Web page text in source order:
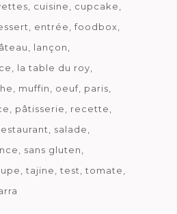
cuisine
cupcake
entrée
foodbox
lançon
la table du roy
muffin oeuf paris
pâtisserie
recette
salade
sans gluten
tajine test
tomate